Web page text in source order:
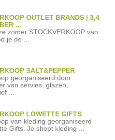
OUTLET BRANDS | 3,4
...
zomer STOCKVERKOOP van
je de ...
SALT&PEPPER
georganiseerd door
van servies, glazen,
...
LOWETTE GIFTS
van kleding georganiseerd
Gifts. Je shopt kleding ...